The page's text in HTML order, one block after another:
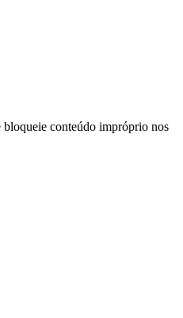
conteúdo impróprio nos